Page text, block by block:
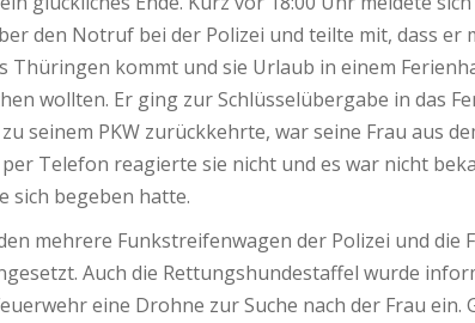
den Notruf bei der Polizei und teilte mit, dass er
Thüringen kommt und sie Urlaub in einem
wollten. Er ging zur Schlüsselübergabe in das
seinem PKW zurückkehrte, war seine Frau aus
Telefon reagierte sie nicht und es war nicht
sich begeben hatte.
mehrere Funkstreifenwagen der Polizei und die
Auch die Rettungshundestaffel wurde
eine Drohne zur Suche nach der Frau ein.